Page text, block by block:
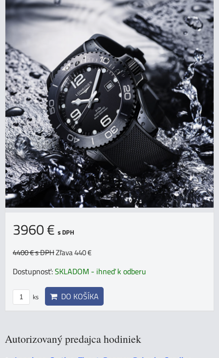
3960 € s DPH
4400 €s DPHZľava 440 €
Dostupnosť:SKLADOM - ihneď k odberu
ks DO KOŠÍKA
Autorizovaný predajca hodiniek